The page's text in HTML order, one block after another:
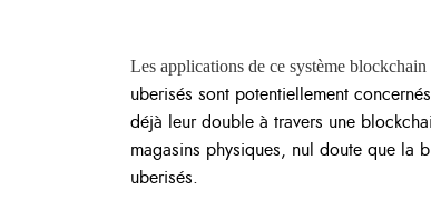
Les applications de ce système
uberisés sont potentiellement
déjà leur double à travers une
magasins physiques, nul doute que la
uberisés.